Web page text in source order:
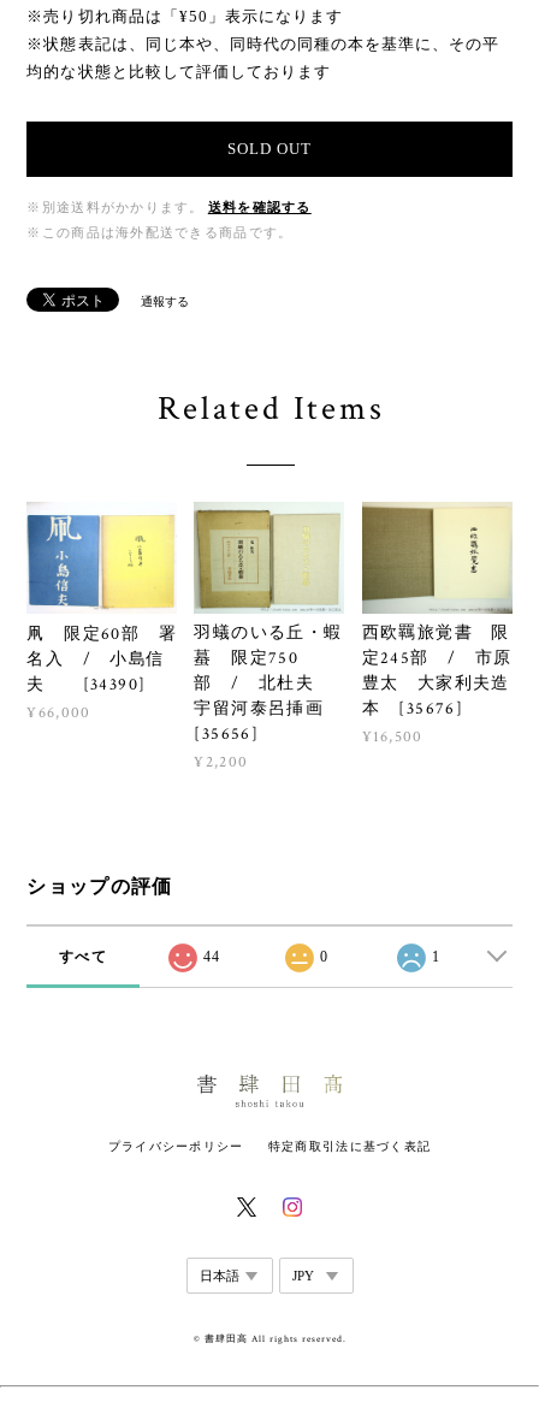
※売り切れ商品は「¥50」表示になります
※状態表記は、同じ本や、同時代の同種の本を基準に、その平
均的な状態と比較して評価しております
SOLD OUT
※別途送料がかかります。
送料を確認する
※この商品は海外配送できる商品です。
通報する
Related Items
凧 限定60部 署
名入 / 小島信
夫 [34390]
¥66,000
羽蟻のいる丘・蝦
蟇 限定750
部 / 北杜夫
宇留河泰呂挿画
[35656]
¥2,200
西欧羈旅覚書 限
定245部 / 市原
豊太 大家利夫造
本 [35676]
¥16,500
ショップの評価
すべて 44 0 1
プライバシーポリシー 特定商取引法に基づく表記
© 書肆田高 All rights reserved.